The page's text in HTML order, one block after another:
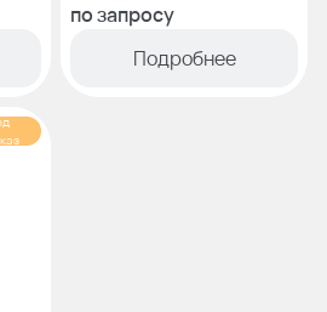
по запросу
Подробнее